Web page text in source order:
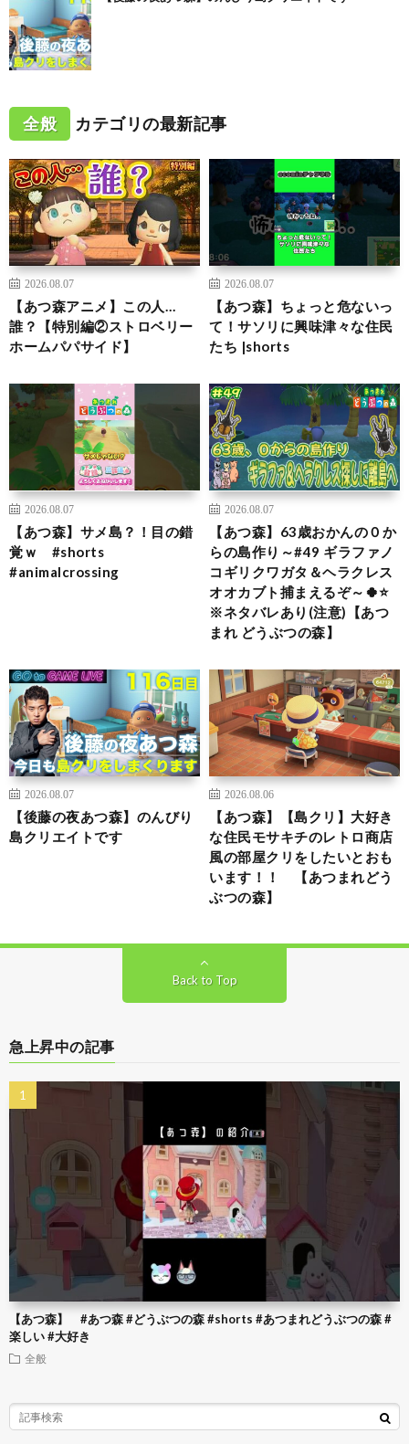
全般 カテゴリの最新記事
2026.08.07
【あつ森アニメ】この人…
誰？【特別編②ストロベリー
ホームパパサイド】
2026.08.07
【あつ森】ちょっと危ないっ
て！サソリに興味津々な住民
たち |shorts
2026.08.07
【あつ森】サメ島？！目の錯
覚ｗ #shorts
#animalcrossing
2026.08.07
【あつ森】63歳おかんの０か
らの島作り～#49 ギラファノ
コギリクワガタ＆ヘラクレス
オオカブト捕まえるぞ～🍀⭐
※ネタバレあり(注意)【あつ
まれ どうぶつの森】
2026.08.07
【後藤の夜あつ森】のんびり
島クリエイトです
2026.08.06
【あつ森】【島クリ】大好き
な住民モサキチのレトロ商店
風の部屋クリをしたいとおも
います！！ 【あつまれどう
ぶつの森】
Back to Top
急上昇中の記事
【あつ森】 #あつ森 #どうぶつの森 #shorts #あつまれどうぶつの森 #
楽しい #大好き
全般